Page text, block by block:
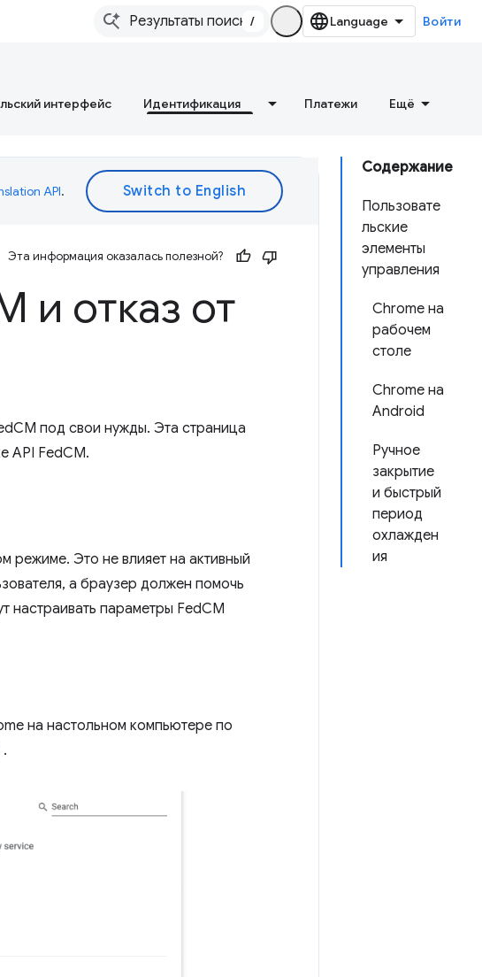
/ Войти
интерфейс Идентификация Платежи Ещё
Содержание
Пользовате
льские
элементы
управления
Chrome на
рабочем
столе
Chrome на
Android
Ручное
закрытие
и быстрый
период
охлажден
ия
API.
Эта информация оказалась полезной?
и отказ от
под свои нужды. Эта страница
API FedCM.
режиме. Это не влияет на активный
а браузер должен помочь
настраивать параметры FedCM
на настольном компьютере по
.